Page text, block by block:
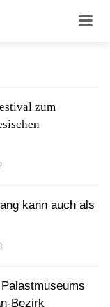
zum
kann auch als
Bezirk